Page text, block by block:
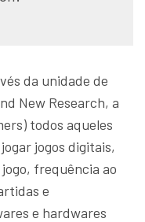
da unidade de
New Research, a
todos aqueles
jogos digitais,
frequência ao
e
e hardwares